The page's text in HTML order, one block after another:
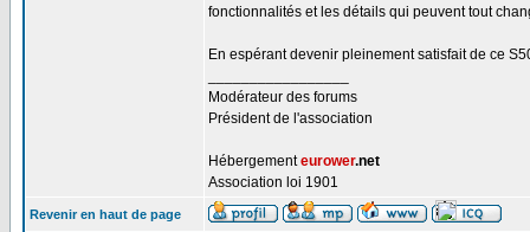
fonctionnalités et les détails qui peuvent tout
En espérant devenir pleinement satisfait de ce
Modérateur des forums
Président de l'association
Hébergementeurower.net
Association loi 1901
Revenir en haut de page